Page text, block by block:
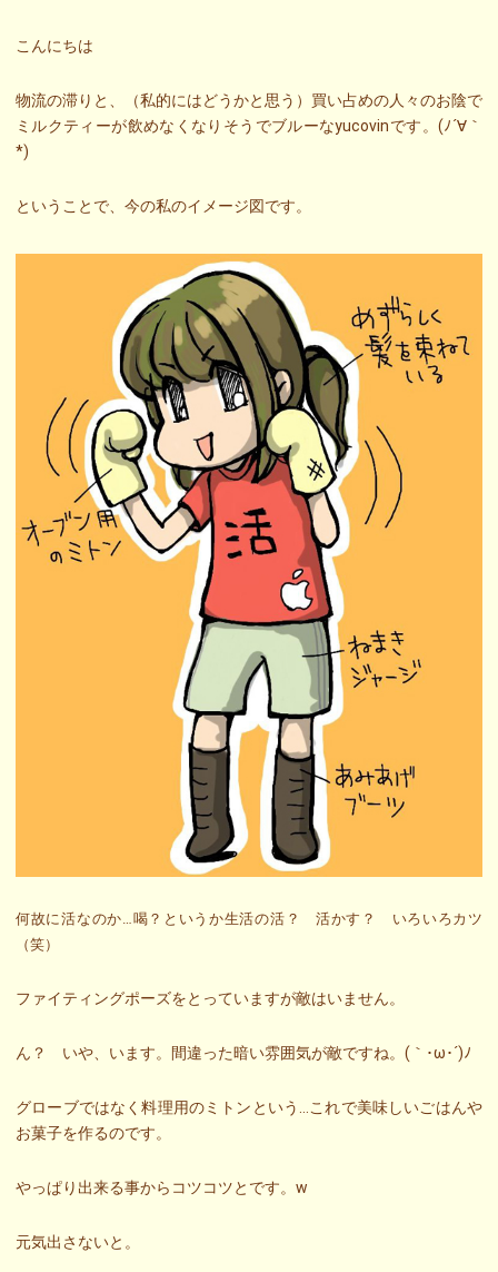
こんにちは
物流の滞りと、（私的にはどうかと思う）買い占めの人々のお陰で
ミルクティーが飲めなくなりそうでブルーなyucovinです。(ﾉ´∀｀
*)
ということで、今の私のイメージ図です。
何故に活なのか…喝？というか生活の活？ 活かす？ いろいろカツ
（笑）
ファイティングポーズをとっていますが敵はいません。
ん？ いや、います。間違った暗い雰囲気が敵ですね。(｀･ω･´)ﾉ
グローブではなく料理用のミトンという…これで美味しいごはんや
お菓子を作るのです。
やっぱり出来る事からコツコツとです。w
元気出さないと。